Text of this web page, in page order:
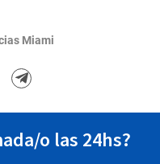
Miami
o las 24hs?